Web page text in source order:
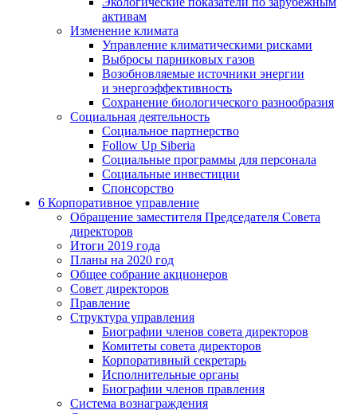
активам
Изменение климата
Управление климатическими рисками
Выбросы парниковых газов
Возобновляемые источники энергии
и энергоэффективность
Сохранение биологического разнообразия
Социальная деятельность
Социальное партнерство
Follow Up Siberia
Социальные программы для персонала
Социальные инвестиции
Спонсорство
6 Корпоративное управление
Обращение заместителя Председателя Совета
директоров
Итоги 2019 года
Планы на 2020 год
Общее собрание акционеров
Совет директоров
Правление
Структура управления
Биографии членов совета директоров
Комитеты совета директоров
Корпоративный секретарь
Исполнительные органы
Биографии членов правления
Система вознаграждения